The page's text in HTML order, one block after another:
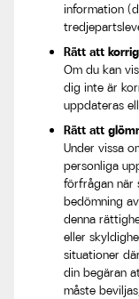
information
Rätt att
Om du kan
dig inte är
uppdateras
Rätt att
Under vissa
personliga
förfrågan när
bedömning
denna
eller
situationer
din begäran
måste